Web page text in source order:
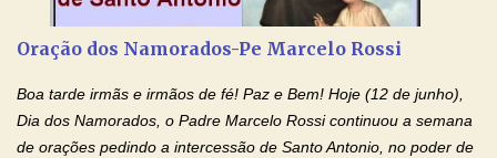
restaurar você e seu relacionamento. Adriana-Devoção e Fé
separados, devido ao envolvimento de outras pessoas no
relacionamento e que minaram, espiritualmente, a relação do
casal. Vamos orar (coloque o seu esposo ou esposa diante de
Deus). "Senhor Jesus, restaura os laços ...
Oração dos Namorados-Pe Marcelo Rossi
Boa tarde irmãs e irmãos de fé! Paz e Bem! Hoje (12 de junho),
Dia dos Namorados, o Padre Marcelo Rossi continuou a semana
de orações pedindo a intercessão de Santo Antonio, no poder de